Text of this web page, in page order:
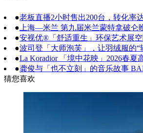
●老板直播2小时售出200台，转化率
● 上海—米兰 第九届米兰蒙特拿破仑
●安视优®「舒适重生」环保艺术展
●波司登「大师泡芙」，让羽绒服的“
●La Koradior 「境中花映」2026春
●龚俊与「也不立刻」的音乐故事
猜您喜欢